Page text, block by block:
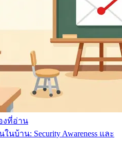
งที่อ่าน
นบ้าน: Security Awareness และ